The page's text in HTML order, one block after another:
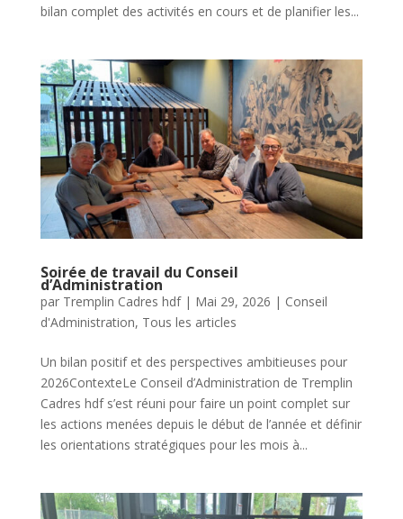
bilan complet des activités en cours et de planifier les...
Soirée de travail du Conseil
d’Administration
par Tremplin Cadres hdf| Mai 29, 2026 | Conseil
d'Administration, Tous les articles
Un bilan positif et des perspectives ambitieuses pour
2026ContexteLe Conseil d’Administration de Tremplin
Cadres hdf s’est réuni pour faire un point complet sur
les actions menées depuis le début de l’année et définir
les orientations stratégiques pour les mois à...